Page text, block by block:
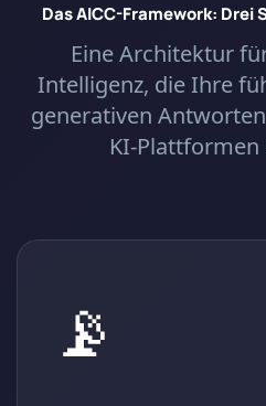
Das AICC-Framework: Drei
Eine Architektur
Intelligenz, die Ihre
generativen
KI-Plattformen
📡